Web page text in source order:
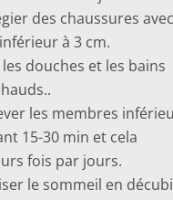
des chaussures
à 3 cm.
douches et les bains
les membres
15-30 min et cela
fois par jours.
le sommeil en